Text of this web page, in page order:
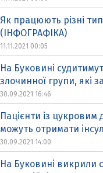
Як працюють різні
(ІНФОГРАФІКА)
11.11.2021 00:05
На Буковині
злочинної групи, які
30.09.2021 16:46
Пацієнти із цукровим
можуть отримати
30.09.2021 14:00
На Буковині викрили